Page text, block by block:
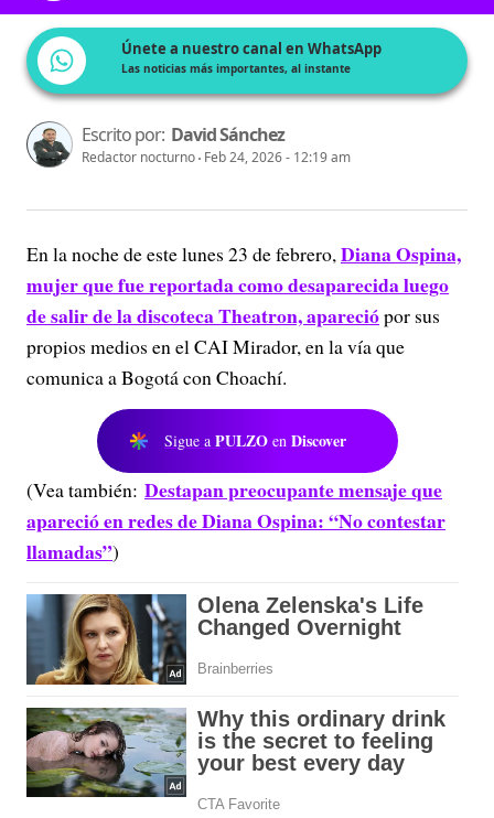
Únete a nuestro canal en WhatsApp
Las noticias más importantes, al instante
Escrito por: David Sánchez
Redactor nocturno Feb 24, 2026 - 12:19 am
En la noche de este lunes 23 de febrero,Diana Ospina,
mujer que fue reportada como desaparecida luego
de salir de la discoteca Theatron, apareciópor sus
propios medios en el CAI Mirador, en la vía que
comunica a Bogotá con Choachí.
Sigue a PULZO en Discover
(Vea también: Destapan preocupante mensaje que
apareció en redes de Diana Ospina: “No contestar
llamadas”)